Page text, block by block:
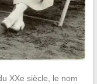
XXe siècle, le nom